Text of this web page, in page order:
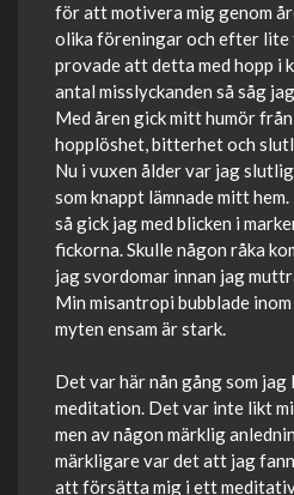
för att motivera mig genom
olika föreningar och efter lite
provade att detta med hopp i
antal misslyckanden så såg
Med åren gick mitt humör
hopplöshet, bitterhet och
Nu i vuxen ålder var jag
som knappt lämnade mitt
så gick jag med blicken i
fickorna. Skulle någon råka
jag svordomar innan jag
Min misantropi bubblade
myten ensam är stark.
Det var här nån gång som jag
meditation. Det var inte likt
men av någon märklig
märkligare var det att jag
att försätta mig i ett